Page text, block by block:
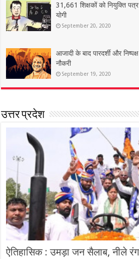
31,661 शिक्षकों को नियुक्ति
योगी
September 20, 2020
आजादी के बाद पारदर्शी और
नौकरी
September 19, 2020
उत्तर प्रदेश
ऐतिहासिक : उमड़ा जन सैलाब, नीले रंग